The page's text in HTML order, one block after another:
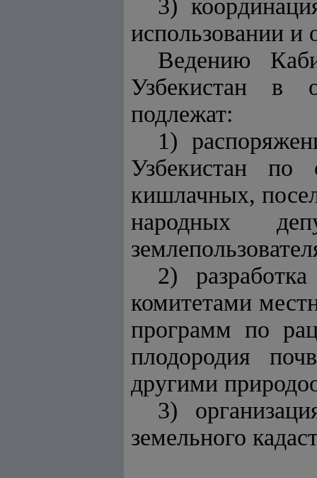
3)
использовании и
Ведению
Узбекистан в
подлежат:
1)
Узбекистан по
кишлачных,
народных
2)
комитетами
программ по
плодородия
другими
3)
земельного